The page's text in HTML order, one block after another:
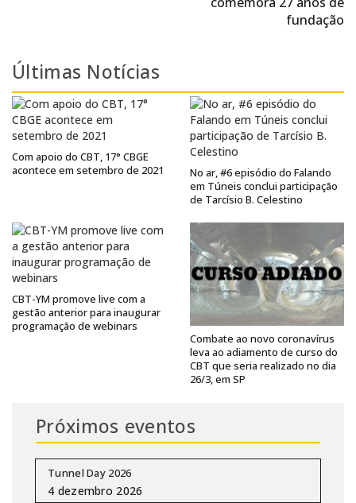
fundação
Últimas Notícias
Com apoio do CBT, 17° CBGE
acontece em setembro de 2021
No ar, #6 episódio do Falando
em Túneis conclui participação
de Tarcísio B. Celestino
CBT-YM promove live com a
gestão anterior para inaugurar
programação de webinars
Combate ao novo coronavírus
leva ao adiamento de curso do
CBT que seria realizado no dia
26/3, em SP
Próximos eventos
Tunnel Day 2026